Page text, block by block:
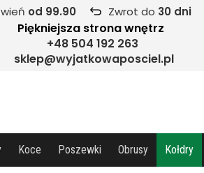
od 99.90 Zwrot do 30 dni
Piękniejsza strona wnętrz
+48 504 192 263
sklep@wyjatkowaposciel.pl
Koce Poszewki Obrusy Kołdry